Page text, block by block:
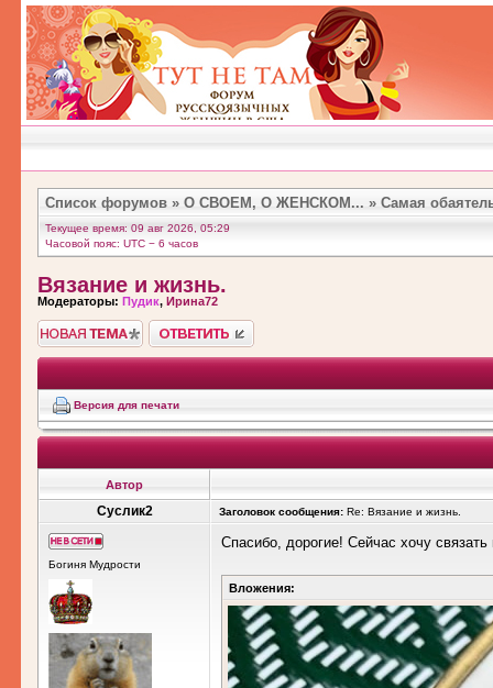
Список форумов » О СВОЕМ, О ЖЕНСКОМ... » Самая
Текущее время: 09 авг 2026, 05:29
Часовой пояс: UTC − 6 часов
Вязание и жизнь.
Модераторы: Пудик, Ирина72
Новая тема"> Ответить
Версия для печати
Автор
Суслик2 Заголовок сообщения: Re: Вязание и жизнь.
Богиня Мудрости
Спасибо, дорогие! Сейчас хочу связать
Вложения: